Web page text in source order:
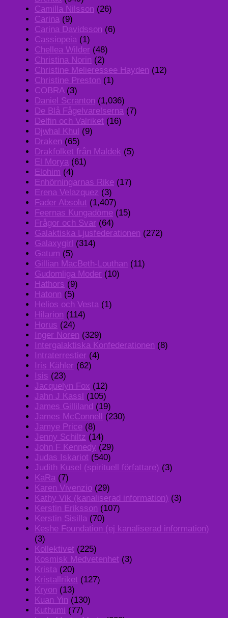
Camilla Nilsson (26)
Carina (9)
Carina Davidsson (6)
Cassiopeia (1)
Chellea Wilder (48)
Christina Norin (2)
Christine Melieressee Hayden (12)
Christine Preston (1)
COBRA(3)
Daniel Scranton (1,036)
De Blå Fågelvarelserna (7)
Delfin och Valriket (16)
Djwhal Khul (9)
Draken (65)
Drakfolket från Maldek (5)
El Morya (61)
Elohim (4)
Enhörningarnas Rike (17)
Erena Velazquez (3)
Fader Absolut (1,407)
Feernas Kungadöme (15)
Frågor och Svar (64)
Galaktiska Ljusfederationen (272)
Galaxygirl (314)
Gatum (5)
Gillian MacBeth-Louthan (11)
Gudomliga Moder (10)
Hathors (9)
Hatonn (5)
Helios och Vesta (1)
Hilarion (114)
Horus (24)
Inger Noren (329)
Intergalaktiska Konfederationen (8)
Intraterrestier (4)
Iris Kähler (62)
Isis (23)
Jacquelyn Fox (12)
Jahn J Kassl (105)
James Gilliland (19)
James McConnell (230)
Jamye Price (8)
Jenny Schiltz (14)
John F Kennedy (29)
Judas Iskariot (540)
Judith Kusel (spirituell författare) (3)
KaRa (7)
Karen Vivenzio (29)
Kathy Vik (kanaliserad information) (3)
Kerstin Eriksson (107)
Kerstin Sisilla (70)
Keshe Foundation (ej kanaliserad information)
(3)
Kollektivet (225)
Kosmisk Medvetenhet (3)
Krista (20)
Kristallriket (127)
Kryon (13)
Kuan Yin (130)
Kuthumi (77)